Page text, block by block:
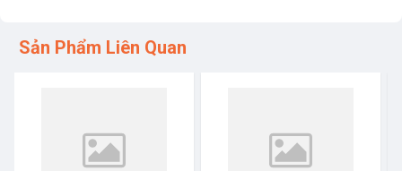
Sản Phẩm Liên Quan